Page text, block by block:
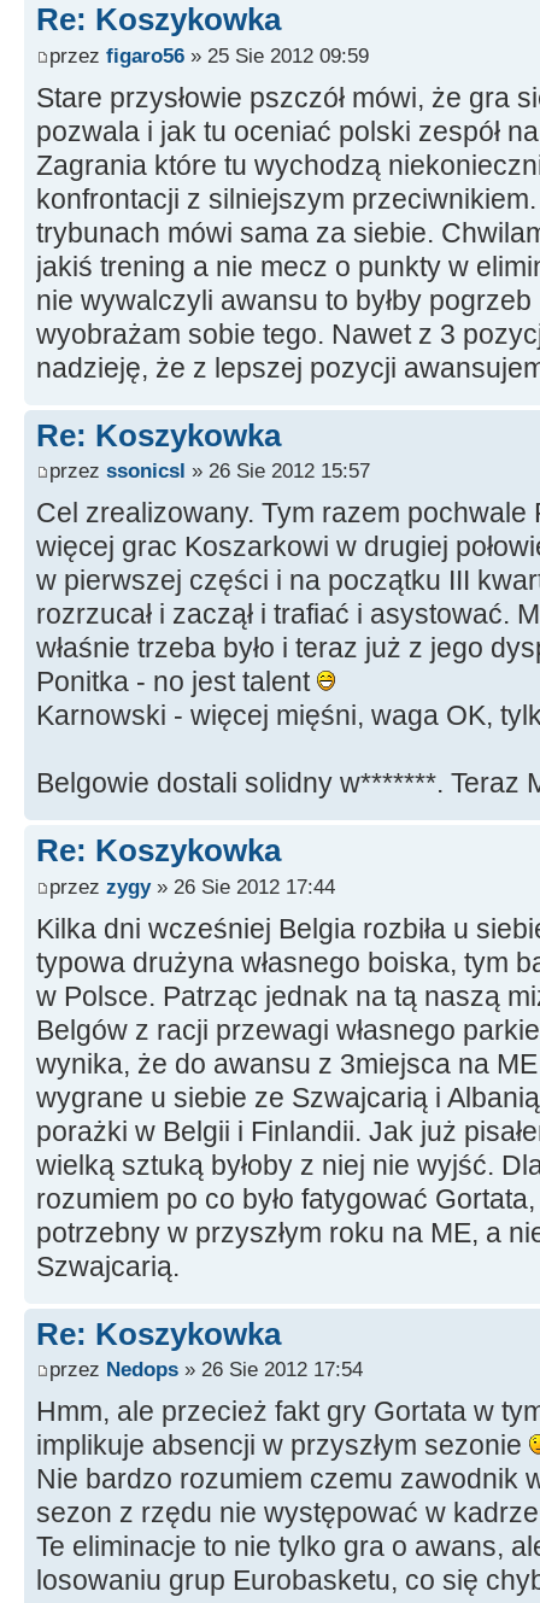
Re: Koszykowka
przez figaro56 » 25 Sie 2012 09:59
Stare przysłowie pszczół mówi, że gra
pozwala i jak tu oceniać polski zespół
Zagrania które tu wychodzą
konfrontacji z silniejszym
trybunach mówi sama za siebie.
jakiś trening a nie mecz o punkty w
nie wywalczyli awansu to byłby
wyobrażam sobie tego. Nawet z 3
nadzieję, że z lepszej pozycji
Re: Koszykowka
przez ssonicsl » 26 Sie 2012 15:57
Cel zrealizowany. Tym razem pochwale
więcej grac Koszarkowi w drugiej
w pierwszej części i na początku III
rozrzucał i zaczął i trafiać i asystować.
właśnie trzeba było i teraz już z jego
Ponitka - no jest talent
Karnowski - więcej mięśni, waga OK,
Belgowie dostali solidny w*******. Teraz
Re: Koszykowka
przez zygy» 26 Sie 2012 17:44
Kilka dni wcześniej Belgia rozbiła u
typowa drużyna własnego boiska, tym
w Polsce. Patrząc jednak na tą naszą
Belgów z racji przewagi własnego
wynika, że do awansu z 3miejsca na
wygrane u siebie ze Szwajcarią i
porażki w Belgii i Finlandii. Jak już
wielką sztuką byłoby z niej nie wyjść.
rozumiem po co było fatygować
potrzebny w przyszłym roku na ME, a
Szwajcarią.
Re: Koszykowka
przez Nedops » 26 Sie 2012 17:54
Hmm, ale przecież fakt gry Gortata w
implikuje absencji w przyszłym sezonie
Nie bardzo rozumiem czemu zawodnik
sezon z rzędu nie występować w
Te eliminacje to nie tylko gra o awans,
losowaniu grup Eurobasketu, co się